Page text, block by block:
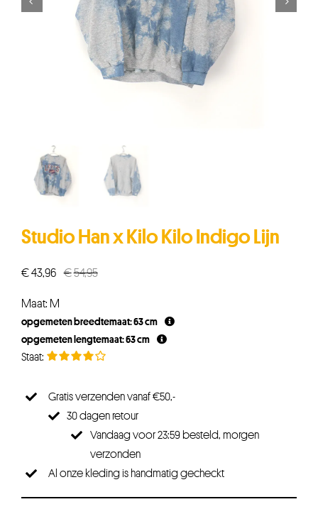
Studio Han x Kilo Kilo Indigo Lijn
€54,95Oorspronkelijke
€54,95.
€43,96
Huidige
€43,96.
Maat: M
opgemeten breedtemaat: 63 cm
opgemeten lengtemaat: 63 cm
Gratis verzenden vanaf €50,-
30 dagen retour
Vandaag voor 23:59 besteld, morgen
verzonden
Al onze kleding is handmatig gecheckt